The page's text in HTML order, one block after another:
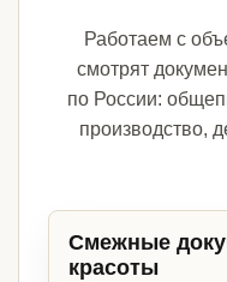
Работаем с
смотрят
по России:
производство,
Смежные
красоты